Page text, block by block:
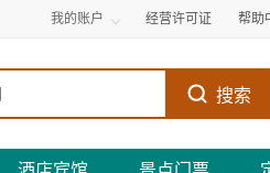
我的账户 经营许可证 帮助
搜索